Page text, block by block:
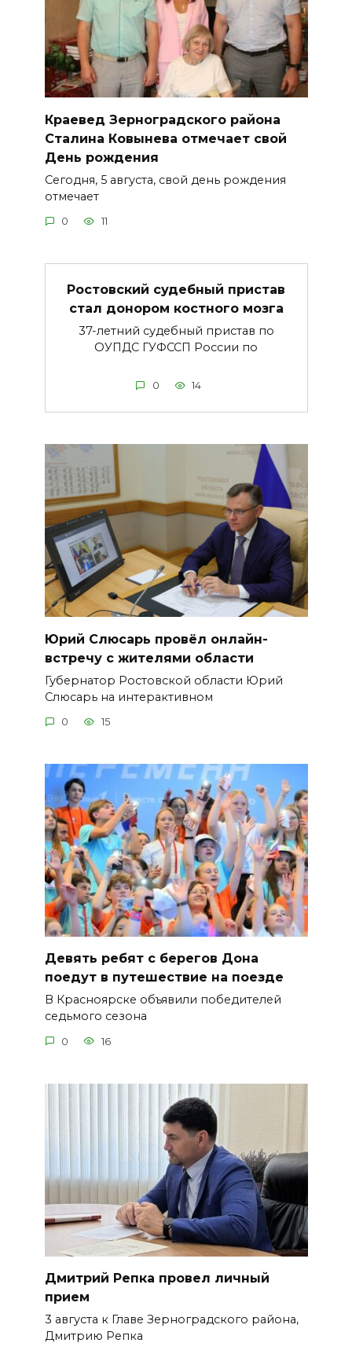
Краевед Зерноградского района
Сталина Ковынева отмечает свой
День рождения
Сегодня, 5 августа, свой день рождения
отмечает
0 11
Ростовский судебный пристав
стал донором костного мозга
37-летний судебный пристав по
ОУПДС ГУФССП России по
0 14
Юрий Слюсарь провёл онлайн-
встречу с жителями области
Губернатор Ростовской области Юрий
Слюсарь на интерактивном
0 15
Девять ребят с берегов Дона
поедут в путешествие на поезде
В Красноярске объявили победителей
седьмого сезона
0 16
Дмитрий Репка провел личный
прием
3 августа к Главе Зерноградского района,
Дмитрию Репка